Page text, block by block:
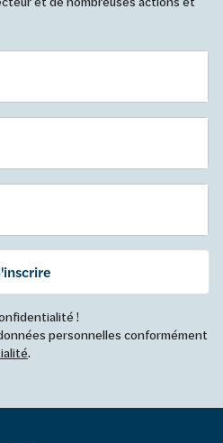
!
personnelles conformément
.